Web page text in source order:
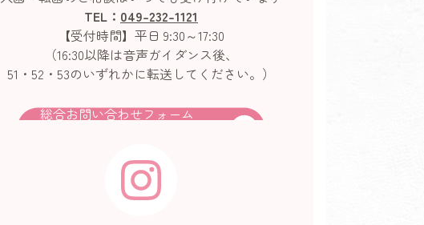
TEL： 049-232-1121
【受付時間】平日 9:30～17:30
（16:30以降は音声ガイダンス後、
51・52・53のいずれかに転送してください。）
総合お問い合わせフォーム